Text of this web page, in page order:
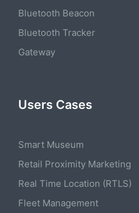
Bluetooth Beacon
Bluetooth Tracker
Gateway
Users Cases
Smart Museum
Retail Proximity Marketing
Real Time Location (RTLS)
Fleet Management